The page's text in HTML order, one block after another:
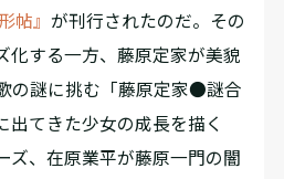
帖』が刊行されたのだ。その
化する一方、藤原定家が美貌
の謎に挑む「藤原定家●謎合
出てきた少女の成長を描く
ズ、在原業平が藤原一門の闇